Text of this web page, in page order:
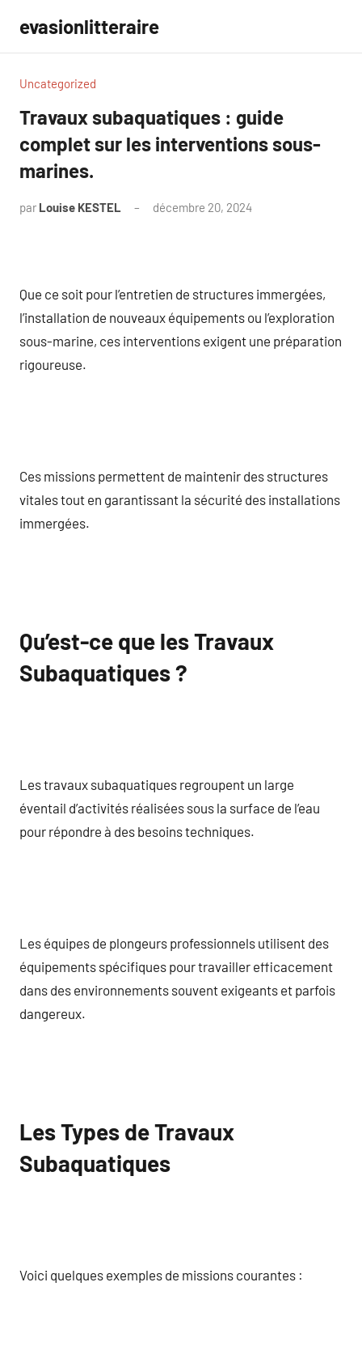
contenu
evasionlitteraire
Uncategorized
Travaux subaquatiques : guide
complet sur les interventions sous-
marines.
par Louise KESTEL décembre 20, 2024
Que ce soit pour l’entretien de structures immergées,
l’installation de nouveaux équipements ou l’exploration
sous-marine, ces interventions exigent une préparation
rigoureuse.
Ces missions permettent de maintenir des structures
vitales tout en garantissant la sécurité des installations
immergées.
Qu’est-ce que les Travaux
Subaquatiques ?
Les travaux subaquatiques regroupent un large
éventail d’activités réalisées sous la surface de l’eau
pour répondre à des besoins techniques.
Les équipes de plongeurs professionnels utilisent des
équipements spécifiques pour travailler efficacement
dans des environnements souvent exigeants et parfois
dangereux.
Les Types de Travaux
Subaquatiques
Voici quelques exemples de missions courantes :